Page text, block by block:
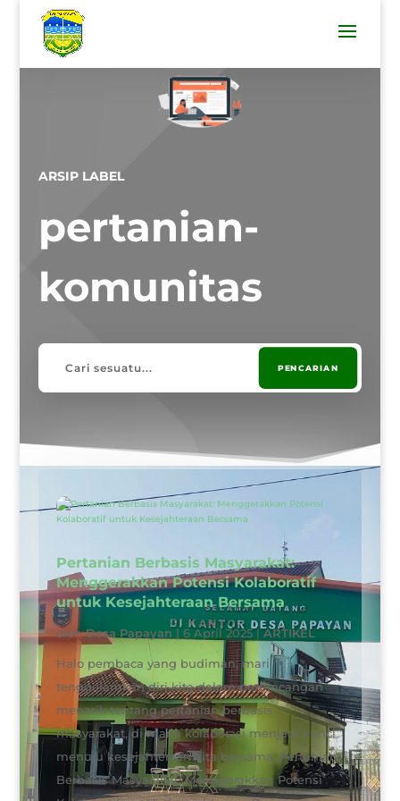
ARSIP LABEL
pertanian-
komunitas
Pertanian Berbasis Masyarakat:
Menggerakkan Potensi Kolaboratif
untuk Kesejahteraan Bersama
olehDesa Papayan|6 April 2025|ARTIKEL
Halo pembaca yang budiman, mari
tenggelamkan diri kita dalam perbincangan
menarik tentang pertanian berbasis
masyarakat, di mana kolaborasi menjadi kunci
menuju kesejahteraan kita bersama. Pertanian
Berbasis Masyarakat: Menggerakkan Potensi